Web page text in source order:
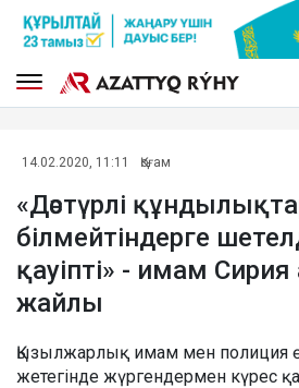
14.02.2020, 11:11 Қоғам
«Дәстүрлі
білмейтіндерге
қауіпті» - имам
жайлы
Қызылжарлық имам мен полиция
жетегінде жүргендермен күрес